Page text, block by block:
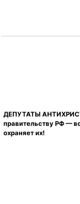
ДЕПУТАТЫ
правительству РФ —
охраняет их!